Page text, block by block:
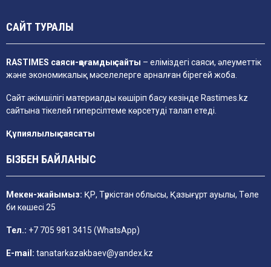
САЙТ ТУРАЛЫ
RASTIMES саяси-қоғамдық сайты – еліміздегі саяси, әлеуметтік
және экономикалық мәселелерге арналған бірегей жоба.
Сайт әкімшілігі материалды көшіріп басу кезінде Rastimes.kz
сайтына тікелей гиперсілтеме көрсетуді талап етеді.
Құпиялылық саясаты
БІЗБЕН БАЙЛАНЫС
Мекен-жайымыз: ҚР, Түркістан облысы, Қазығұрт ауылы, Төле
би көшесі 25
Тел.: +7 705 981 3415 (WhatsApp)
E-mail: tanatarkazakbaev@yandex.kz